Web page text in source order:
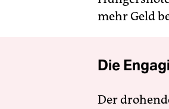
mehr Geld
Die
Der